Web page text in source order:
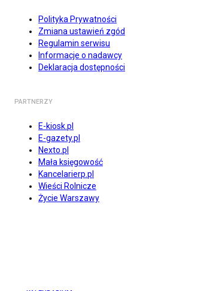
Polityka Prywatności
Zmiana ustawień zgód
Regulamin serwisu
Informacje o nadawcy
Deklaracja dostępności
PARTNERZY
E-kiosk.pl
E-gazety.pl
Nexto.pl
Mała księgowość
Kancelarierp.pl
Wieści Rolnicze
Życie Warszawy